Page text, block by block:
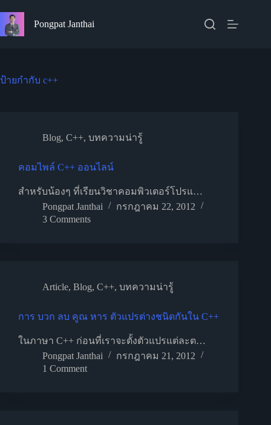
to
content
Pongpat Janthai
ป้ายกำกับ c++
Blog, C++, บทความน่ารู้
คอมไพล์ C++ ออนไลน์
สำหรับน้องๆ ที่เรียนวิชาคอมพิวเตอร์โปรแ…
Pongpat Janthai
กรกฎาคม 22, 2012
3 Comments
Article, Blog, C++, บทความน่ารู้
การ บวก ลบ คูณ หาร ตัวแปรต่างชนิดกันใน C++
ในภาษา C++ ก่อนที่เราจะตั้งตัวแปรแต่ละต…
Pongpat Janthai
กรกฎาคม 21, 2012
1 Comment